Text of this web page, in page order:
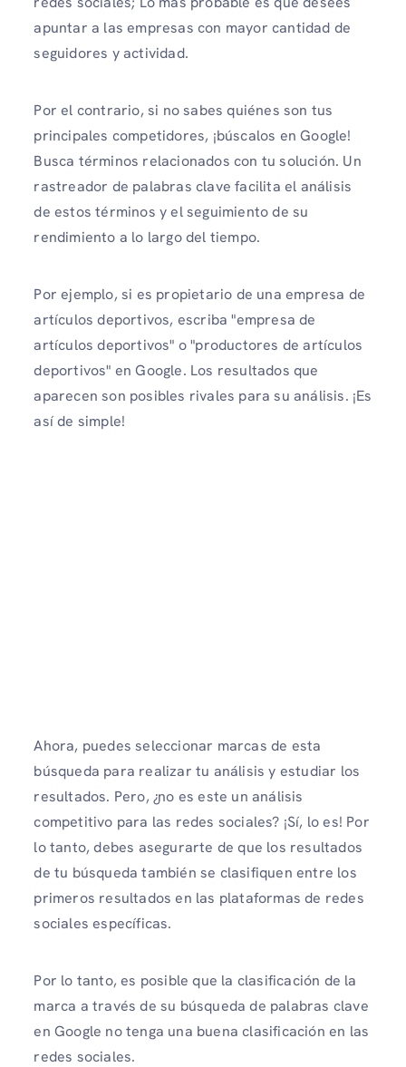
apuntar a las empresas con mayor cantidad de
seguidores y actividad.
Por el contrario, si no sabes quiénes son tus
principales competidores, ¡búscalos en Google!
Busca términos relacionados con tu solución. Un
rastreador de palabras clave facilita el análisis
de estos términos y el seguimiento de su
rendimiento a lo largo del tiempo.
Por ejemplo, si es propietario de una empresa de
artículos deportivos, escriba "empresa de
artículos deportivos" o "productores de artículos
deportivos" en Google. Los resultados que
aparecen son posibles rivales para su análisis. ¡Es
así de simple!
Ahora, puedes seleccionar marcas de esta
búsqueda para realizar tu análisis y estudiar los
resultados. Pero, ¿no es este un análisis
competitivo para las redes sociales? ¡Sí, lo es! Por
lo tanto, debes asegurarte de que los resultados
de tu búsqueda también se clasifiquen entre los
primeros resultados en las plataformas de redes
sociales específicas.
Por lo tanto, es posible que la clasificación de la
marca a través de su búsqueda de palabras clave
en Google no tenga una buena clasificación en las
redes sociales.